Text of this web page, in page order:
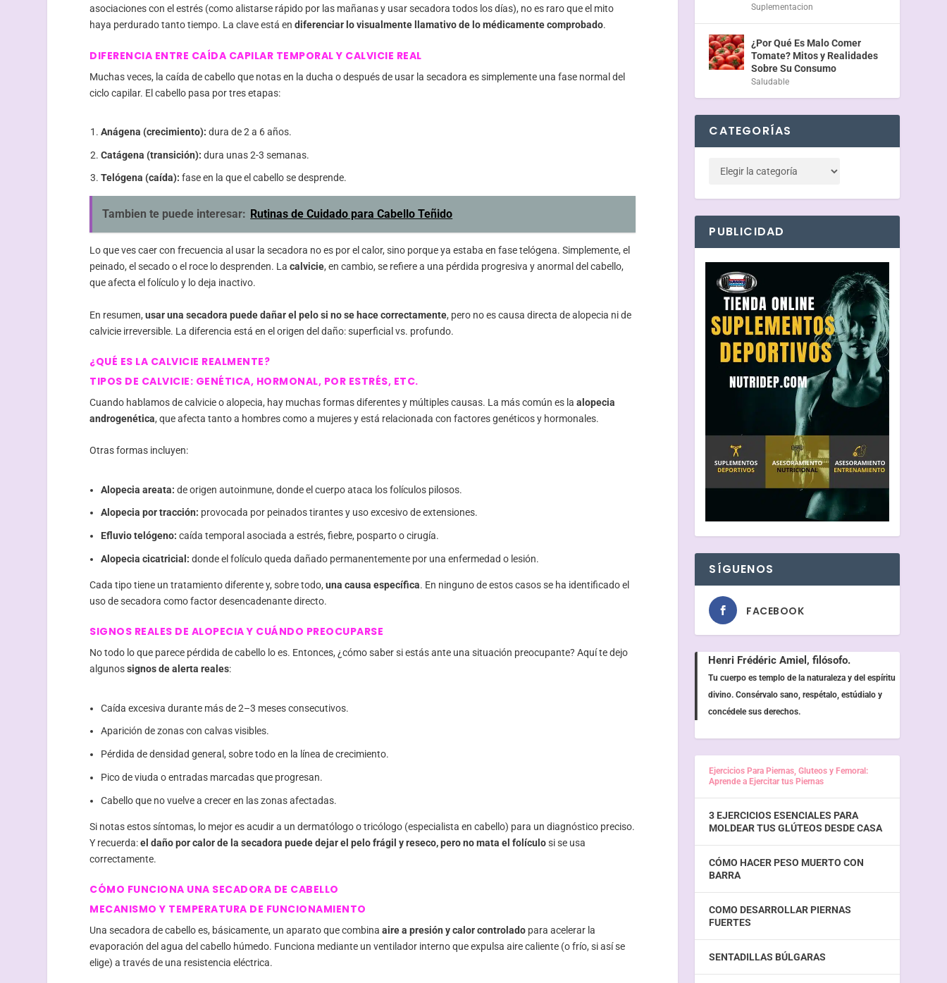
asociaciones con el estrés (como alistarse rápido por las mañanas y usar secadora todos los días), no es raro que el mito
haya perdurado tanto tiempo. La clave está endiferenciar lo visualmente llamativo de lo médicamente comprobado.
DIFERENCIA ENTRE CAÍDA CAPILAR TEMPORAL Y CALVICIE REAL
Muchas veces, la caída de cabello que notas en la ducha o después de usar la secadora es simplemente una fase normal del
ciclo capilar. El cabello pasa por tres etapas:
Anágena (crecimiento): dura de 2 a 6 años.
Catágena (transición): dura unas 2-3 semanas.
Telógena (caída): fase en la que el cabello se desprende.
Tambien te puede interesar: Rutinas de Cuidado para Cabello Teñido
Lo que ves caer con frecuencia al usar la secadora no es por el calor, sino porque ya estaba en fase telógena. Simplemente, el
peinado, el secado o el roce lo desprenden. Lacalvicie, en cambio, se refiere a una pérdida progresiva y anormal del cabello,
que afecta el folículo y lo deja inactivo.
En resumen,usar una secadora puede dañar el pelo si no se hace correctamente, pero no es causa directa de alopecia ni de
calvicie irreversible. La diferencia está en el origen del daño: superficial vs. profundo.
¿QUÉ ES LA CALVICIE REALMENTE?
TIPOS DE CALVICIE: GENÉTICA, HORMONAL, POR ESTRÉS, ETC.
Cuando hablamos de calvicie o alopecia, hay muchas formas diferentes y múltiples causas. La más común es laalopecia
androgenética, que afecta tanto a hombres como a mujeres y está relacionada con factores genéticos y hormonales.
Otras formas incluyen:
Alopecia areata: de origen autoinmune, donde el cuerpo ataca los folículos pilosos.
Alopecia por tracción: provocada por peinados tirantes y uso excesivo de extensiones.
Efluvio telógeno: caída temporal asociada a estrés, fiebre, posparto o cirugía.
Alopecia cicatricial: donde el folículo queda dañado permanentemente por una enfermedad o lesión.
Cada tipo tiene un tratamiento diferente y, sobre todo,una causa específica. En ninguno de estos casos se ha identificado el
uso de secadora como factor desencadenante directo.
SIGNOS REALES DE ALOPECIA Y CUÁNDO PREOCUPARSE
No todo lo que parece pérdida de cabello lo es. Entonces, ¿cómo saber si estás ante una situación preocupante? Aquí te dejo
algunossignos de alerta reales:
Caída excesiva durante más de 2–3 meses consecutivos.
Aparición de zonas con calvas visibles.
Pérdida de densidad general, sobre todo en la línea de crecimiento.
Pico de viuda o entradas marcadas que progresan.
Cabello que no vuelve a crecer en las zonas afectadas.
Si notas estos síntomas, lo mejor es acudir a un dermatólogo o tricólogo (especialista en cabello) para un diagnóstico preciso.
Y recuerda:el daño por calor de la secadora puede dejar el pelo frágil y reseco, pero no mata el folículosi se usa
correctamente.
CÓMO FUNCIONA UNA SECADORA DE CABELLO
MECANISMO Y TEMPERATURA DE FUNCIONAMIENTO
Una secadora de cabello es, básicamente, un aparato que combinaaire a presión y calor controlado para acelerar la
evaporación del agua del cabello húmedo. Funciona mediante un ventilador interno que expulsa aire caliente (o frío, si así se
elige) a través de una resistencia eléctrica.
Suplementacion
¿Por Qué Es Malo Comer
Tomate? Mitos y Realidades
Sobre Su Consumo
Saludable
CATEGORÍAS
PUBLICIDAD
SÍGUENOS
FACEBOOK
Henri Frédéric Amiel, filósofo.
Tu cuerpo es templo de la naturaleza y del espíritu
divino. Consérvalo sano, respétalo, estúdialo y
concédele sus derechos.
Ejercicios Para Piernas, Gluteos y Femoral:
Aprende a Ejercitar tus Piernas
3 EJERCICIOS ESENCIALES PARA
MOLDEAR TUS GLÚTEOS DESDE CASA
CÓMO HACER PESO MUERTO CON
BARRA
COMO DESARROLLAR PIERNAS
FUERTES
SENTADILLAS BÚLGARAS